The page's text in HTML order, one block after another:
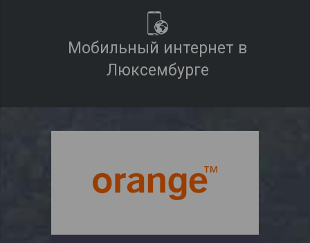
Мобильный интернет в
Люксембурге